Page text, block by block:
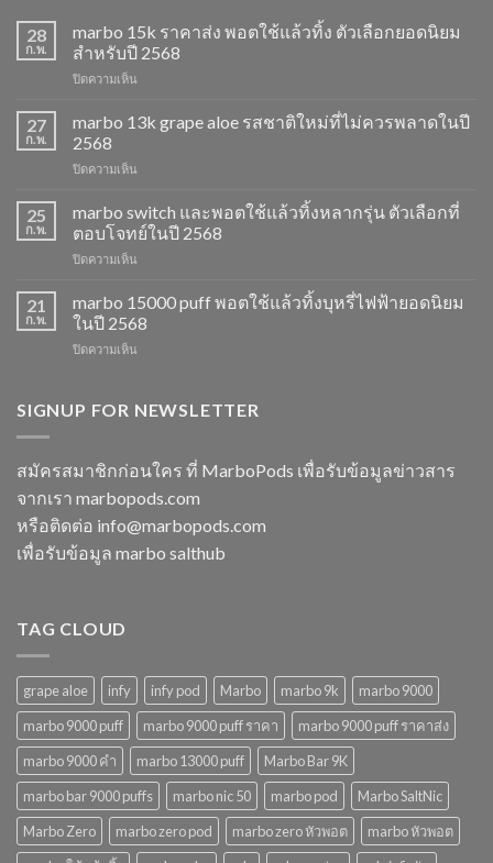
28
ก.พ.
marbo 15k ราคาส่ง พอตใช้แล้วทิ้ง ตัวเลือกยอดนิยม
สำหรับปี 2568
ปิดความเห็น
15k
ราคา
พอต
แล้ว
ทิ้ง
เลือก
นิยม
สำหรับ
2568
27
ก.พ.
marbo 13k grape aloe รสชาติใหม่ที่ไม่ควรพลาดในปี
2568
ปิดความเห็น
13k
grape
aloe
รสชาติ
ที่
ไม่
พลาด
25
ก.พ.
marbo switch และพอตใช้แล้วทิ้งหลากรุ่น ตัวเลือกที่
ตอบโจทย์ในปี 2568
ปิดความเห็น
switch
และ
พอต
ใช้
หลาก
เลือก
ที่
ตอบ
โจทย์
ในปี
2568
21
ก.พ.
marbo 15000 puff พอตใช้แล้วทิ้งบุหรี่ไฟฟ้ายอดนิยม
ในปี 2568
ปิดความเห็น
puff
แล้ว
ทิ้ง
บุหรี่
ยอด
นิยม
SIGNUP FOR NEWSLETTER
สมัครสมาชิกก่อนใคร ที่ MarboPods เพื่อรับข้อมูลข่าวสาร
จากเรา marbopods.com
หรือติดต่อ info@marbopods.com
เพื่อรับข้อมูล marbo salthub
TAG CLOUD
grape aloe infy infy pod Marbo marbo 9k
marbo 9000
marbo 9000 puff
marbo 9000 puff ราคา
marbo 9000 puff ราคาส่ง
marbo 9000 คํา
marbo 13000 puff
Marbo Bar 9K
marbo bar 9000 puffs
marbo nic 50 marbo pod
Marbo SaltNic
Marbo Zero
marbo zero pod marbo zero หัวพอต
marbo หัวพอต